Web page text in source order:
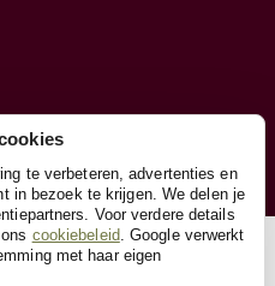
BV
te verbeteren, advertenties en
in bezoek te krijgen. We delen je
Voor verdere details
cookiebeleid. Google verwerkt
met haar eigen